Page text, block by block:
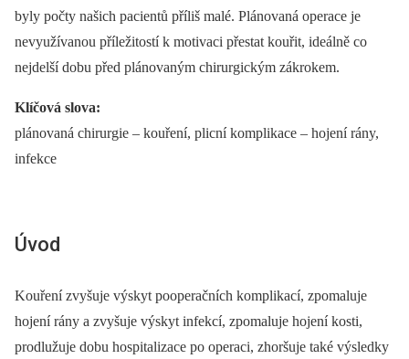
byly počty našich pacientů příliš malé. Plánovaná operace je
nevyužívanou příležitostí k motivaci přestat kouřit, ideálně co
nejdelší dobu před plánovaným chirurgickým zákrokem.
Klíčová slova:
plánovaná chirurgie –⁠ kouření, plicní komplikace –⁠ hojení rány,
infekce
Úvod
Kouření zvyšuje výskyt pooperačních komplikací, zpomaluje
hojení rány a zvyšuje výskyt infekcí, zpomaluje hojení kosti,
prodlužuje dobu hospitalizace po operaci, zhoršuje také výsledky